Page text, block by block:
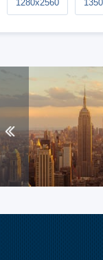
1280x2560